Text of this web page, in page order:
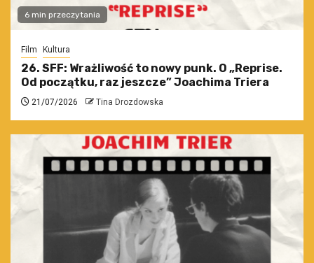
6 min przeczytania
Film Kultura
26. SFF: Wrażliwość to nowy punk. O „Reprise.
Od początku, raz jeszcze” Joachima Triera
21/07/2026 Tina Drozdowska